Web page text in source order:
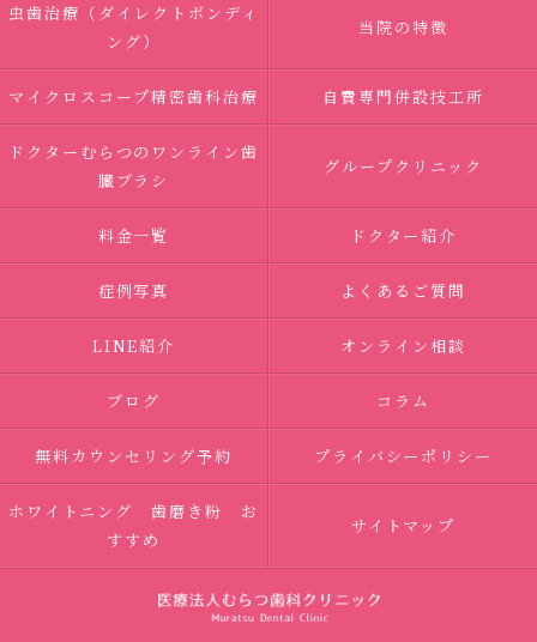
虫歯治療（ダイレクトボンディ
ング）
当院の特徴
マイクロスコープ精密歯科治療 自費専門併設技工所
ドクターむらつのワンライン歯
臓ブラシ
グループクリニック
料金一覧 ドクター紹介
症例写真 よくあるご質問
LINE紹介 オンライン相談
ブログ コラム
無料カウンセリング予約 プライバシーポリシー
ホワイトニング 歯磨き粉 お
すすめ
サイトマップ